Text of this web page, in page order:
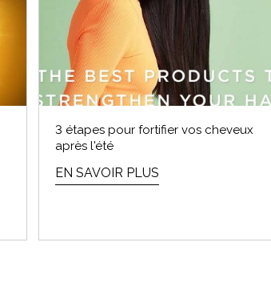
3 étapes pour fortifier vos cheveux
après l'été
EN SAVOIR PLUS